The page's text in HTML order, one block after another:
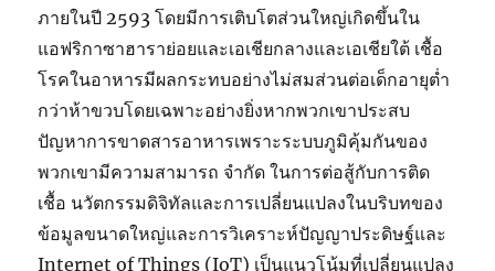
ภายในปี 2593 โดยมีการเติบโตส่วนใหญ่เกิดขึ้นใน
แอฟริกาซาฮาราย่อยและเอเชียกลางและเอเชียใต้ เชื้อ
โรคในอาหารมีผลกระทบอย่างไม่สมส่วนต่อเด็กอายุต่ำ
กว่าห้าขวบโดยเฉพาะอย่างยิ่งหากพวกเขาประสบ
ปัญหาการขาดสารอาหารเพราะระบบภูมิคุ้มกันของ
พวกเขามีความสามารถ จำกัด ในการต่อสู้กับการติด
เชื้อ นวัตกรรมดิจิทัลและการเปลี่ยนแปลงในบริบทของ
ข้อมูลขนาดใหญ่และการวิเคราะห์ปัญญาประดิษฐ์และ
Internet of Things (IoT) เป็นแนวโน้มที่เปลี่ยนแปลง